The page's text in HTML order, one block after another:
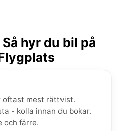
hyr du bil på
oftast mest rättvist.
- kolla innan du bokar.
och färre.